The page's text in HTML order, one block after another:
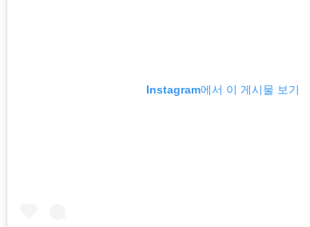
Instagram에서 이 게시물 보기